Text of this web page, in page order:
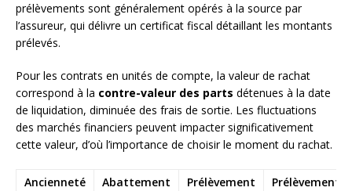
prélèvements sont généralement opérés à la source par
l’assureur, qui délivre un certificat fiscal détaillant les montants
prélevés.
Pour les contrats en unités de compte, la valeur de rachat
correspond à la contre-valeur des parts détenues à la date
de liquidation, diminuée des frais de sortie. Les fluctuations
des marchés financiers peuvent impacter significativement
cette valeur, d’où l’importance de choisir le moment du rachat.
Ancienneté
Abattement
Prélèvement
Prélèvements